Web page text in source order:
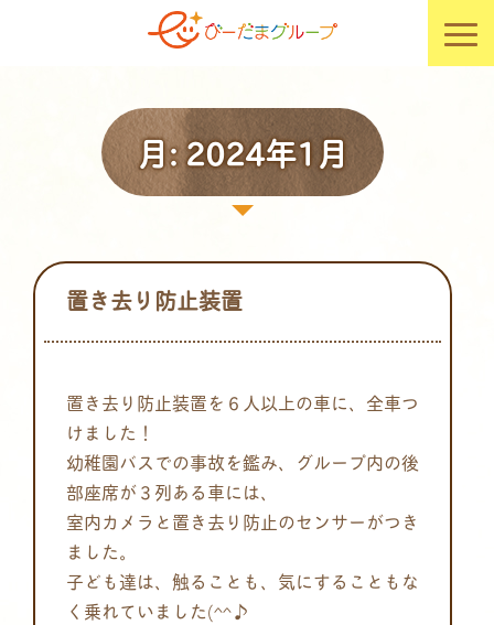
月:2024年1月
置き去り防止装置
置き去り防止装置を６人以上の車に、全車つ
けました！
幼稚園バスでの事故を鑑み、グループ内の後
部座席が３列ある車には、
室内カメラと置き去り防止のセンサーがつき
ました。
子ども達は、触ることも、気にすることもな
く乗れていました(^^♪